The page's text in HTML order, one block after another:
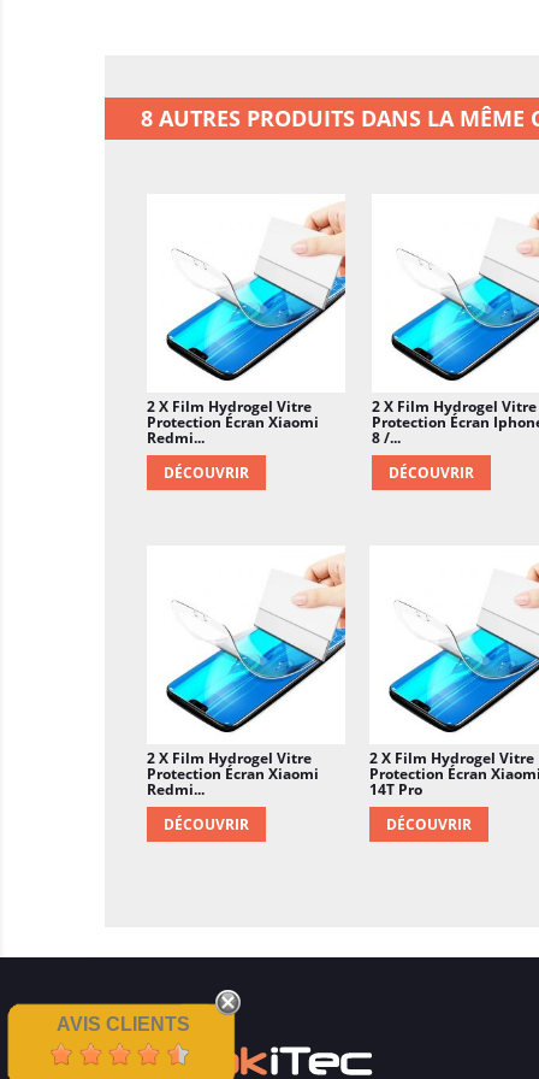
8 AUTRES PRODUITS DANS LA MÊME
2 X Film Hydrogel Vitre
Protection Écran Xiaomi
Redmi...
DÉCOUVRIR
2 X Film Hydrogel Vitre
Protection Écran
8 /...
DÉCOUVRIR
2 X Film Hydrogel Vitre
Protection Écran Xiaomi
Redmi...
DÉCOUVRIR
2 X Film Hydrogel Vitre
Protection Écran
14T Pro
DÉCOUVRIR
AVIS CLIENTS